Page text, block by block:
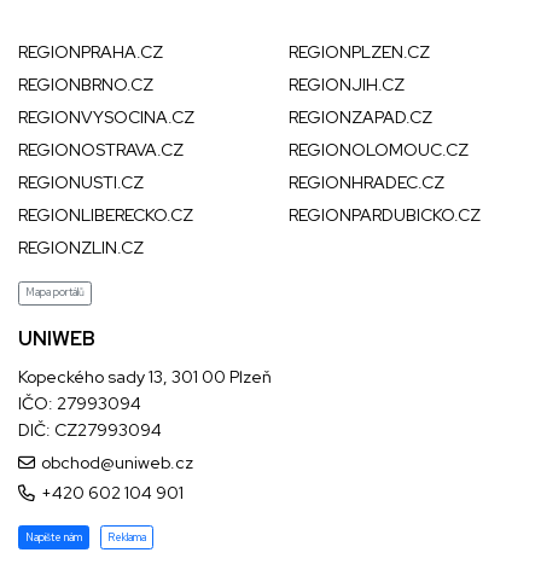
REGIONPRAHA.CZ
REGIONPLZEN.CZ
REGIONBRNO.CZ
REGIONJIH.CZ
REGIONVYSOCINA.CZ
REGIONZAPAD.CZ
REGIONOSTRAVA.CZ
REGIONOLOMOUC.CZ
REGIONUSTI.CZ
REGIONHRADEC.CZ
REGIONLIBERECKO.CZ
REGIONPARDUBICKO.CZ
REGIONZLIN.CZ
Mapa portálů
UNIWEB
Kopeckého sady 13, 301 00 Plzeň
IČO: 27993094
DIČ: CZ27993094
obchod@uniweb.cz
+420 602 104 901
Napište nám Reklama